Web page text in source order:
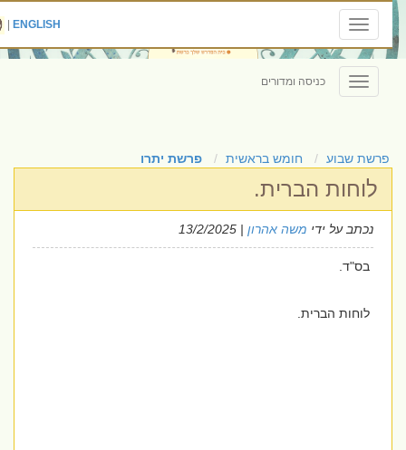
Toggle
navigation
ENGLISH
|
Toggle
navigation
כניסה ומדורים
פרשת שבוע חומש בראשית פרשת יתרו
לוחות הברית.
נכתב על ידימשה אהרון| 13/2/2025
בס"ד.
לוחות הברית.